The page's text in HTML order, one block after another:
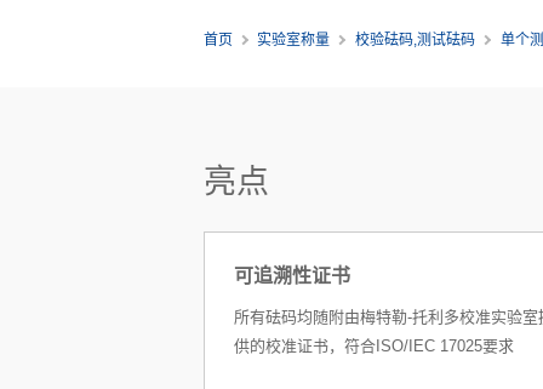
首页 实验室称量 校验砝码,测试砝码 单个
亮点
可追溯性证书
所有砝码均随附由梅特勒-托利多校准实验室
供的校准证书，符合ISO/IEC 17025要求